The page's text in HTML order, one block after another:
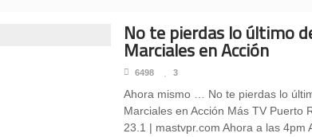
No te pierdas lo último
Marciales en Acción
6498 3
Ahora mismo … No te pierdas lo
Marciales en Acción Más TV Puerto
23.1 | mastvpr.com Ahora a las 4pm